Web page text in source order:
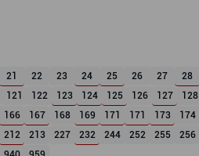
21 22 23 24 25 26 27 28
121 122 123 124 125 126 127 128
166 167 168 169 171 171 173 174
212 213 227 232 244 252 255 256